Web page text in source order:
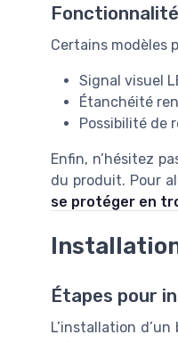
Certains modèles
Signal visuel
Étanchéité
Possibilité de
Enfin, n’hésitez
du produit. Pour
se protéger en
Étapes pour
L’installation